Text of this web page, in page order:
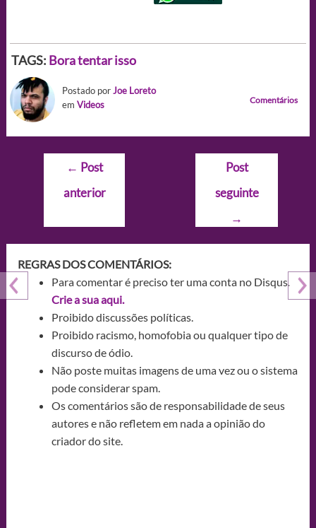
TAGS: Bora tentar isso
Postado porJoe Loreto
em Videos Comentários
Navegação
Post
← Post
anterior
Post
seguinte
→
REGRAS DOS COMENTÁRIOS:
Para comentar é preciso ter uma conta no Disqus.
Crie a sua aqui.
Proibido discussões políticas.
Proibido racismo, homofobia ou qualquer tipo de
discurso de ódio.
Não poste muitas imagens de uma vez ou o sistema
pode considerar spam.
Os comentários são de responsabilidade de seus
autores e não refletem em nada a opinião do
criador do site.